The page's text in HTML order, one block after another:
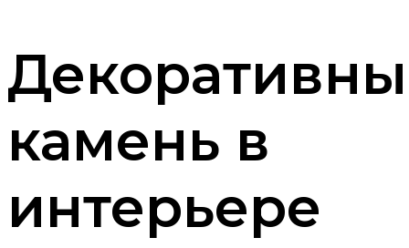
камень в
интерьере